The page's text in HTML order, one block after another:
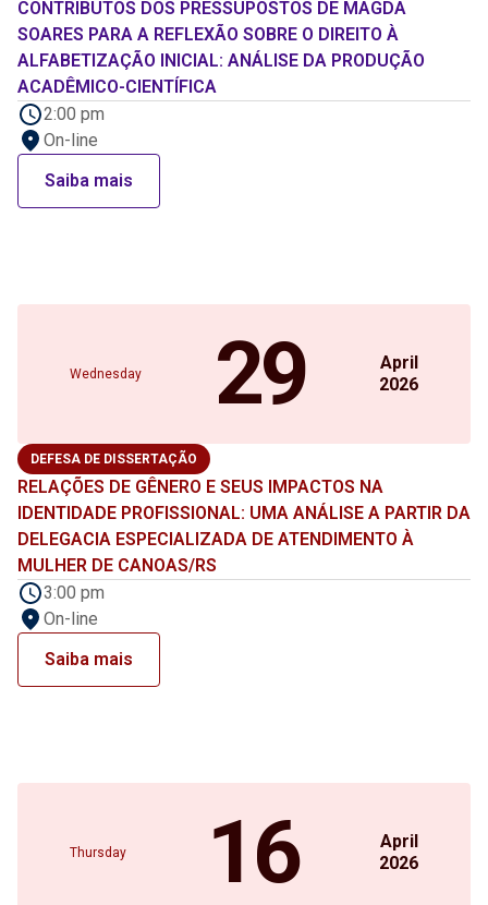
CONTRIBUTOS DOS PRESSUPOSTOS DE MAGDA
SOARES PARA A REFLEXÃO SOBRE O DIREITO À
ALFABETIZAÇÃO INICIAL: ANÁLISE DA PRODUÇÃO
ACADÊMICO-CIENTÍFICA
2:00 pm
On-line
Saiba mais
Wednesday 29
April
2026
DEFESA DE DISSERTAÇÃO
RELAÇÕES DE GÊNERO E SEUS IMPACTOS NA
IDENTIDADE PROFISSIONAL: UMA ANÁLISE A PARTIR DA
DELEGACIA ESPECIALIZADA DE ATENDIMENTO À
MULHER DE CANOAS/RS
3:00 pm
On-line
Saiba mais
Thursday 16
April
2026